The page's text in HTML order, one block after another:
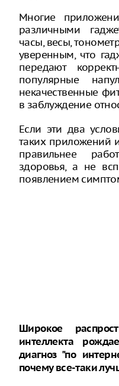
Многие
различными
часы, весы,
уверенным, что
передают
популярные
некачественные
в заблуждение
Если эти два
таких приложений
правильнее
здоровья, а не
появлением
Широкое
интеллекта
диагноз "по
почему все-таки